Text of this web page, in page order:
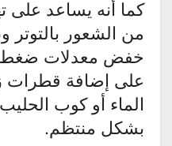
كما أنه يساعد على
من الشعور بالتوتر
خفض معدلات ضغط
على إضافة قطرات
الماء أو كوب الحليب
بشكل منتظم.